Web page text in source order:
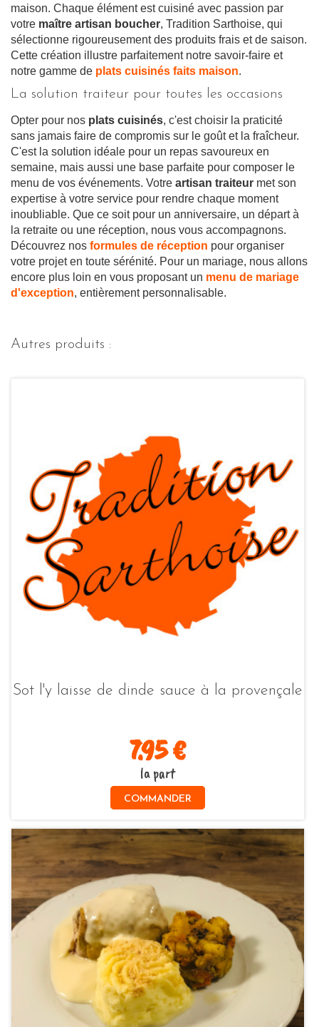
maison. Chaque élément est cuisiné avec passion par
votre maître artisan boucher, Tradition Sarthoise, qui
sélectionne rigoureusement des produits frais et de saison.
Cette création illustre parfaitement notre savoir-faire et
notre gamme de plats cuisinés faits maison.
La solution traiteur pour toutes les occasions
Opter pour nos plats cuisinés, c'est choisir la praticité
sans jamais faire de compromis sur le goût et la fraîcheur.
C'est la solution idéale pour un repas savoureux en
semaine, mais aussi une base parfaite pour composer le
menu de vos événements. Votre artisan traiteur met son
expertise à votre service pour rendre chaque moment
inoubliable. Que ce soit pour un anniversaire, un départ à
la retraite ou une réception, nous vous accompagnons.
Découvrez nos formules de réception pour organiser
votre projet en toute sérénité. Pour un mariage, nous allons
encore plus loin en vous proposant un menu de mariage
d'exception, entièrement personnalisable.
Autres produits :
Sot l'y laisse de dinde sauce à la provençale
7.95 €
la part
COMMANDER